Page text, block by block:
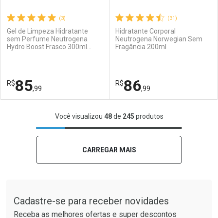
Comprar sem Desconto
Por R$ 100,77/cada
Por R$ 100,77/cada
Ativar Desconto
Comprar sem Desconto
Por R$ 63,99/cada
Por R$ 63,99/cada
(3)
Gel de Limpeza Hidratante
sem Perfume Neutrogena
Hydro Boost Frasco 300ml
R$85,99
FECHAR
Laboratório
FECHAR
Por Menos
(31)
Hidratante Corporal
Neutrogena Norwegian Sem
Fragância 200ml
R$86,99
Laboratório
Por Menos
Você visualizou 48de 245 produtos
CARREGAR MAIS
Cadastre-se para receber novidades
Receba as melhores ofertas e super descontos